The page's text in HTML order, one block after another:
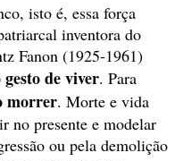
isto é, essa força
inventora do
Fanon (1925-1961)
de viver. Para
morrer. Morte e vida
no presente e modelar
ou pela demolição